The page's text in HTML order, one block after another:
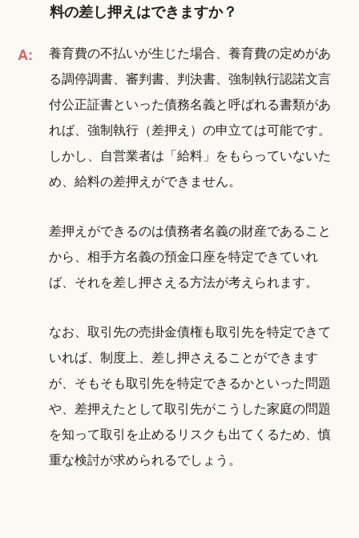
料の差し押えはできますか？
A:
養育費の不払いが生じた場合、養育費の定めがあ
る調停調書、審判書、判決書、強制執行認諾文言
付公正証書といった債務名義と呼ばれる書類があ
れば、強制執行（差押え）の申立ては可能です。
しかし、自営業者は「給料」をもらっていないた
め、給料の差押えができません。
差押えができるのは債務者名義の財産であること
から、相手方名義の預金口座を特定できていれ
ば、それを差し押さえる方法が考えられます。
なお、取引先の売掛金債権も取引先を特定できて
いれば、制度上、差し押さえることができます
が、そもそも取引先を特定できるかといった問題
や、差押えたとして取引先がこうした家庭の問題
を知って取引を止めるリスクも出てくるため、慎
重な検討が求められるでしょう。